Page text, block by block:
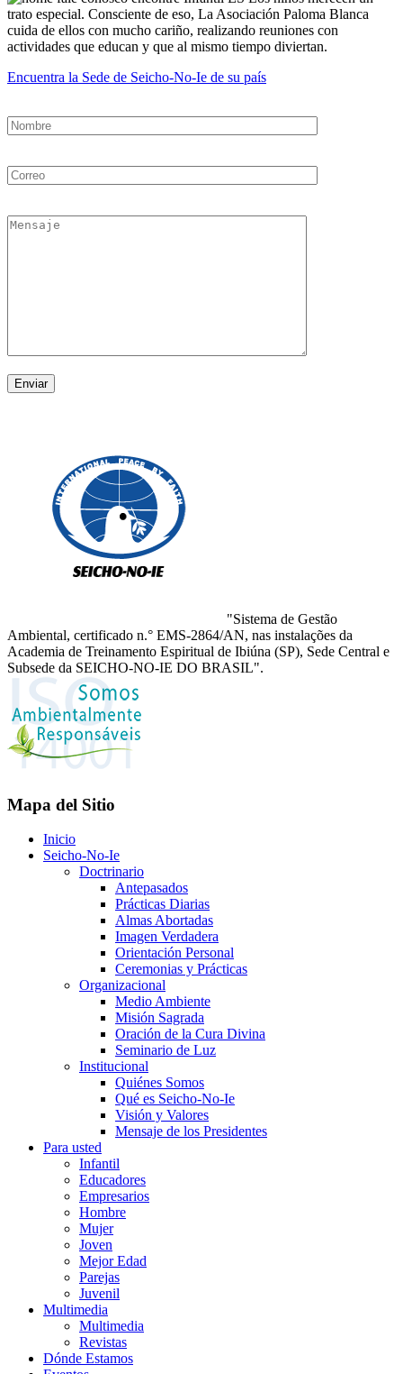
Encuentra la Sede de Seicho-No-Ie de su país
"Sistema de Gestão
Ambiental, certificado n.° EMS-2864/AN, nas instalações da
Academia de Treinamento Espiritual de Ibiúna (SP), Sede Central e
Subsede da SEICHO-NO-IE DO BRASIL".
Mapa del Sitio
Inicio
Seicho-No-Ie
Doctrinario
Antepasados
Prácticas Diarias
Almas Abortadas
Imagen Verdadera
Orientación Personal
Ceremonias y Prácticas
Organizacional
Medio Ambiente
Misión Sagrada
Oración de la Cura Divina
Seminario de Luz
Institucional
Quiénes Somos
Qué es Seicho-No-Ie
Visión y Valores
Mensaje de los Presidentes
Para usted
Infantil
Educadores
Empresarios
Hombre
Mujer
Joven
Mejor Edad
Parejas
Juvenil
Multimedia
Multimedia
Revistas
Dónde Estamos